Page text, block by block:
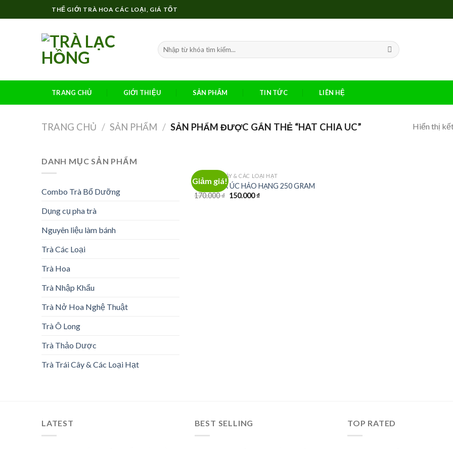
to
THẾ GIỚI TRÀ HOA CÁC LOẠI, GIÁ TỐT
TRANG CHỦ GIỚI THIỆU SẢN PHẨM TIN TỨC LIÊN HỆ
TRANG CHỦ / SẢN PHẨM / SẢN PHẨM ĐƯỢC GẮN THẺ “HAT CHIA UC” Hiển thị
DANH MỤC SẢN PHẨM
Combo Trà Bổ Dưỡng
Dụng cụ pha trà
Nguyên liệu làm bánh
Trà Các Loại
Trà Hoa
Trà Nhập Khẩu
Trà Nở Hoa Nghệ Thuật
Trà Ô Long
Trà Thảo Dược
Trà Trái Cây & Các Loại Hạt
Giảm giá!
TRÀ TRÁI CÂY & CÁC LOẠI HẠT
HẠT CHIA ÚC HẢO HẠNG 250 GRAM
170.000₫ Giá
150.000₫Giá
LATEST BEST SELLING TOP RATED